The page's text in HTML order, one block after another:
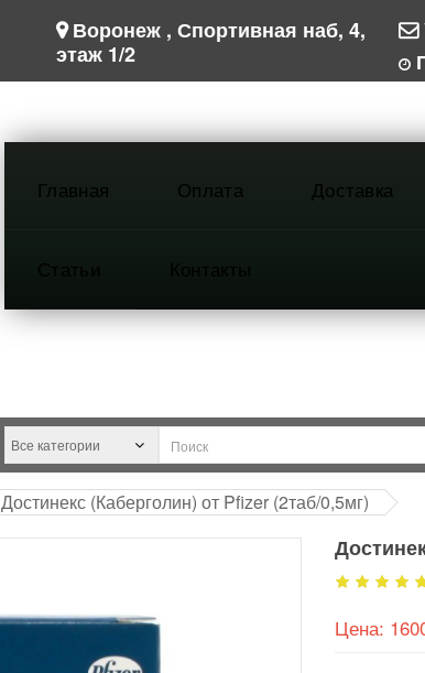
Воронеж , Спортивная наб, 4,
этаж 1/2
Главная Оплата Доставка
Достинекс (Каберголин) от Pfizer (2таб/0,5мг)
Цена: